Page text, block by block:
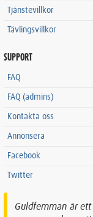
Tjänstevillkor
Tävlingsvillkor
SUPPORT
FAQ
FAQ (admins)
Kontakta oss
Annonsera
Facebook
Twitter
Guldfemman är